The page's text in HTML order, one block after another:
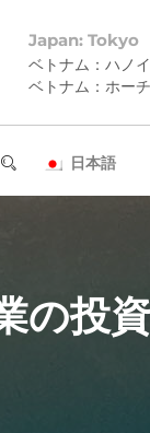
Japan: Tokyo
ベトナム：ハノイ
ベトナム：ホー
日本語
の投